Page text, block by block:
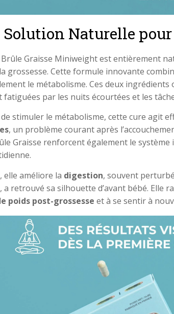
Solution Naturelle
Brûle Graisse Miniweight est entièrement
grossesse. Cette formule innovante
le métabolisme. Ces deux ingrédients
fatiguées par les nuits écourtées et les
stimuler le métabolisme, cette cure agit
, un problème courant après
Graisse renforcent également le
elle améliore la digestion, souvent
a retrouvé sa silhouette d’avant bébé. Elle
poids post-grossesse et à se sentir à